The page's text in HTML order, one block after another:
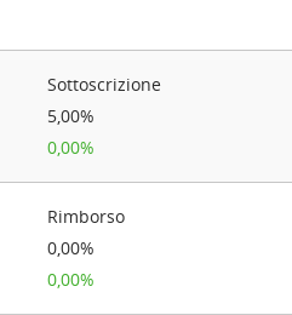
Sottoscrizione
5,00%
0,00%
Rimborso
0,00%
0,00%